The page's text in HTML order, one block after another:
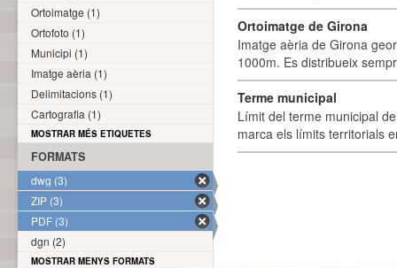
Ortoimatge de Girona
Imatge aèria de Girona
1000m. Es distribueix
Terme municipal
Límit del terme municipal
marca els límits territorials
Ortoimatge (1)
Ortofoto (1)
Municipi (1)
Imatge aèria (1)
Delimitacions (1)
Cartografia (1)
MOSTRAR MÉS ETIQUETES
FORMATS
dwg (3)
ZIP (3)
PDF (3)
dgn (2)
MOSTRAR MENYS FORMATS